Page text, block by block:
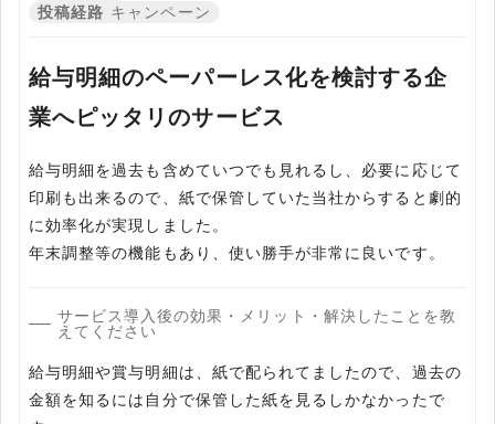
投稿経路 キャンペーン
給与明細のペーパーレス化を検討する企
業へピッタリのサービス
給与明細を過去も含めていつでも見れるし、必要に応じて
印刷も出来るので、紙で保管していた当社からすると劇的
に効率化が実現しました。
年末調整等の機能もあり、使い勝手が非常に良いです。
サービス導入後の効果・メリット・解決したことを教
えてください
給与明細や賞与明細は、紙で配られてましたので、過去の
金額を知るには自分で保管した紙を見るしかなかったで